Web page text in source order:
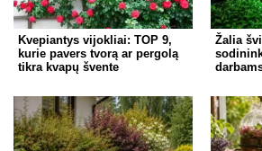
Kvepiantys vijokliai: TOP 9,
kurie pavers tvorą ar pergolą
tikra kvapų švente
Žalia